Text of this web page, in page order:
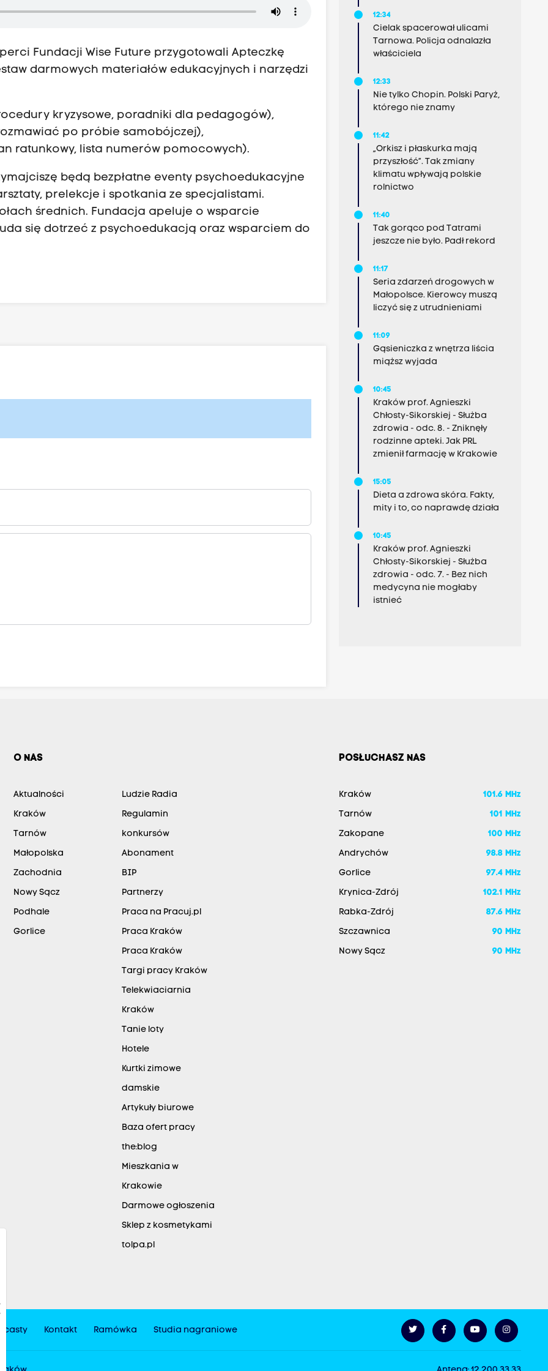
Fundacji Wise Future przygotowali Apteczkę
darmowych materiałów edukacyjnych i narzędzi
kryzysowe, poradniki dla pedagogów),
po próbie samobójczej),
ratunkowy, lista numerów pomocowych).
będą bezpłatne eventy psychoedukacyjne
prelekcje i spotkania ze specjalistami.
średnich. Fundacja apeluje o wsparcie
się dotrzeć z psychoedukacją oraz wsparciem do
12:34
Cielak spacerował ulicami
Tarnowa. Policja odnalazła
właściciela
12:33
Nie tylko Chopin. Polski Paryż,
którego nie znamy
11:42
„Orkisz i płaskurka mają
przyszłość”. Tak zmiany
klimatu wpływają polskie
rolnictwo
11:40
Tak gorąco pod Tatrami
jeszcze nie było. Padł rekord
11:17
Seria zdarzeń drogowych w
Małopolsce. Kierowcy muszą
liczyć się z utrudnieniami
11:09
Gąsieniczka z wnętrza liścia
miąższ wyjada
10:45
Kraków prof. Agnieszki
Chłosty-Sikorskiej - Służba
zdrowia - odc. 8. - Zniknęły
rodzinne apteki. Jak PRL
zmienił farmację w Krakowie
15:05
Dieta a zdrowa skóra. Fakty,
mity i to, co naprawdę działa
10:45
Kraków prof. Agnieszki
Chłosty-Sikorskiej - Służba
zdrowia - odc. 7. - Bez nich
medycyna nie mogłaby
istnieć
O NAS
Aktualności
Kraków
Tarnów
Małopolska
Zachodnia
Nowy Sącz
Podhale
Gorlice
Ludzie Radia
Regulamin
konkursów
Abonament
BIP
Partnerzy
Praca na Pracuj.pl
Praca Kraków
Praca Kraków
Targi pracy Kraków
Telekwiaciarnia
Kraków
Tanie loty
Hotele
Kurtki zimowe
damskie
Artykuły biurowe
Baza ofert pracy
the:blog
Mieszkania w
Krakowie
Darmowe ogłoszenia
Sklep z kosmetykami
tolpa.pl
POSŁUCHASZ NAS
Kraków 101.6 MHz
Tarnów 101 MHz
Zakopane 100 MHz
Andrychów 98.8 MHz
Gorlice 97.4 MHz
Krynica-Zdrój 102.1 MHz
Rabka-Zdrój 87.6 MHz
Szczawnica 90 MHz
Nowy Sącz 90 MHz
Kontakt Ramówka Studia nagraniowe